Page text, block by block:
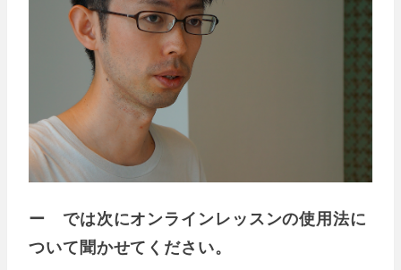
ー では次にオンラインレッスンの使用法に
ついて聞かせてください。